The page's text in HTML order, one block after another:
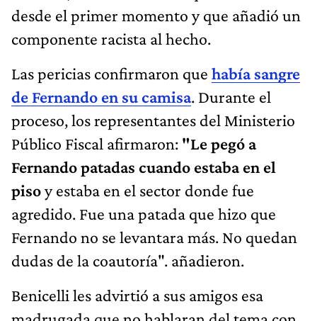
desde el primer momento y que añadió un
componente racista al hecho.
Las pericias confirmaron que había sangre
de Fernando en su camisa. Durante el
proceso, los representantes del Ministerio
Público Fiscal afirmaron: "Le pegó a
Fernando patadas cuando estaba en el
pisoy estaba en el sector donde fue
agredido. Fue una patada que hizo que
Fernando no se levantara más. No quedan
dudas de la coautoría". añadieron.
Benicelli les advirtió a sus amigos esa